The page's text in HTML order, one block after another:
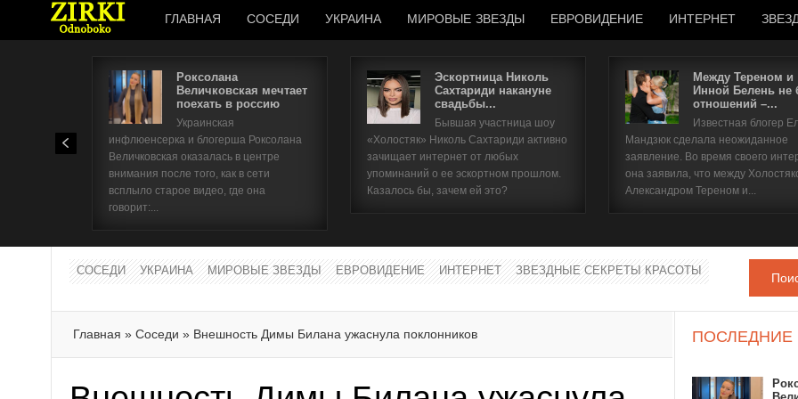
ГЛАВНАЯ СОСЕДИ УКРАИНА МИРОВЫЕ ЗВЕЗДЫ ЕВРОВИДЕНИЕ ИНТЕРНЕТ
Роксолана
Величковская мечтает
поехать в россию
Украинская
инфлюенсерка и блогерша Роксолана
Величковская оказалась в центре
внимания после того, как в сети
всплыло старое видео, где она
говорит:...
Эскортница Николь
Сахтариди накануне
свадьбы...
Бывшая участница шоу
«Холостяк» Николь Сахтариди активно
зачищает интернет от любых
упоминаний о ее эскортном прошлом.
Казалось бы, зачем ей это?
Между Тереном и
Инной Белень не
отношений –...
Известная блогер
Мандзюк сделала неожиданное
заявление. Во время своего
она заявила, что между
Александром Тереном и...
СОСЕДИ УКРАИНА МИРОВЫЕ ЗВЕЗДЫ ЕВРОВИДЕНИЕ ИНТЕРНЕТ ЗВЕЗДНЫЕ СЕКРЕТЫ КРАСОТЫ
Главная » Соседи » Внешность Димы Билана ужаснула поклонников ПОСЛЕДНИЕ
Имя пользователя
Забыли имя пользователя?